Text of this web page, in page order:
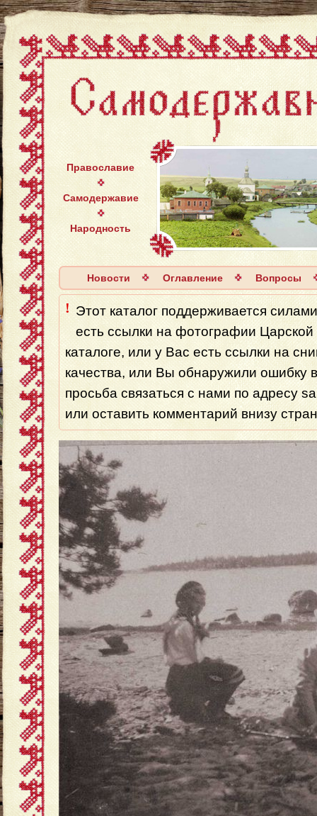
Православие
Самодержавие
Народность
Новости Оглавление Вопросы
! Этот каталог поддерживается
есть ссылки на фотографии
каталоге, или у Вас есть ссылки на
качества, или Вы обнаружили ошибку
просьба связаться с нами по адресу
или оставить комментарий внизу